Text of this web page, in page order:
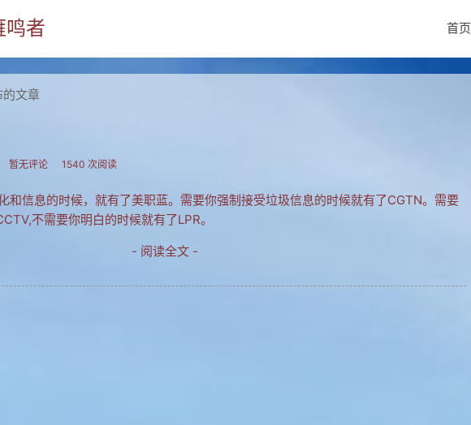
者 首页
的文章
暂无评论 1540 次阅读
和信息的时候，就有了美职蓝。需要你强制接受垃圾信息的时候就有了CGTN。需要
不需要你明白的时候就有了LPR。
- 阅读全文 -